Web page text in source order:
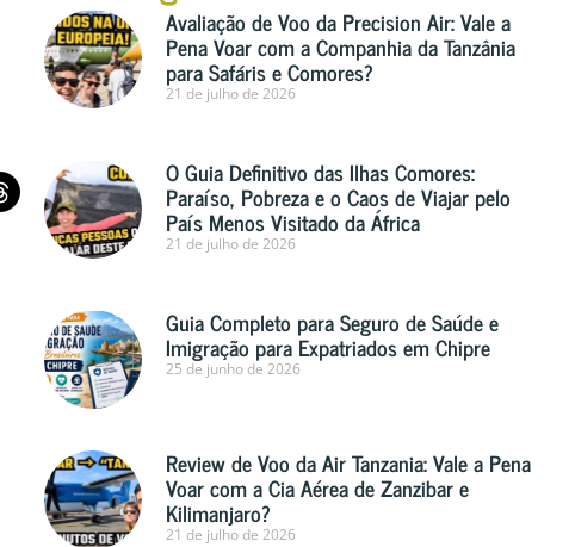
Avaliação de Voo da Precision Air: Vale a
Pena Voar com a Companhia da Tanzânia
para Safáris e Comores?
21 de julho de 2026
O Guia Definitivo das Ilhas Comores:
Paraíso, Pobreza e o Caos de Viajar pelo
País Menos Visitado da África
21 de julho de 2026
Guia Completo para Seguro de Saúde e
Imigração para Expatriados em Chipre
25 de junho de 2026
Review de Voo da Air Tanzania: Vale a Pena
Voar com a Cia Aérea de Zanzibar e
Kilimanjaro?
21 de julho de 2026